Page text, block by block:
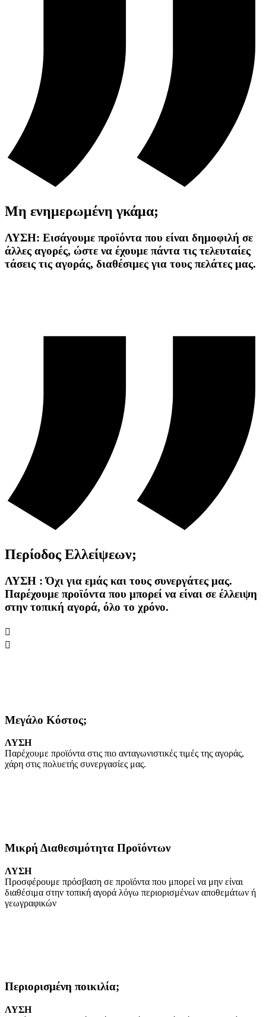
Μη ενημερωμένη γκάμα;
ΛΥΣΗ: Εισάγουμε προϊόντα που είναι δημοφιλή σε
άλλες αγορές, ώστε να έχουμε πάντα τις τελευταίες
τάσεις τις αγοράς, διαθέσιμες για τους πελάτες μας.
Περίοδος Ελλείψεων;
ΛΥΣΗ : Όχι για εμάς και τους συνεργάτες μας.
Παρέχουμε προϊόντα που μπορεί να είναι σε έλλειψη
στην τοπική αγορά, όλο το χρόνο.
Μεγάλο Κόστος;
ΛYΣΗ
Παρέχουμε προϊόντα στις πιο ανταγωνιστικές τιμές της αγοράς,
χάρη στις πολυετής συνεργασίες μας.
Μικρή Διαθεσιμότητα Προϊόντων
ΛYΣΗ
Προσφέρουμε πρόσβαση σε προϊόντα που μπορεί να μην είναι
διαθέσιμα στην τοπική αγορά λόγω περιορισμένων αποθεμάτων ή
γεωγραφικών
Περιορισμένη ποικιλία;
ΛYΣΗ